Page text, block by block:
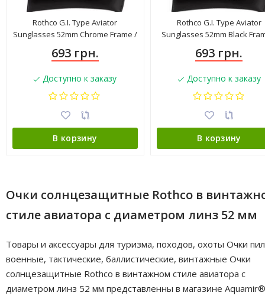
Rothco G.I. Type Aviator
Sunglasses 52mm Chrome Frame /
693 грн.
Доступно к заказу
В корзину
Rothco G.I. Type Aviator
Sunglasses 52mm Black
693 грн.
Доступно к заказу
В корзину
Очки солнцезащитные Rothco в
стиле авиатора с диаметром линз 52 мм
Товары и аксессуары для туризма, походов, охоты Очки
военные, тактические, баллистические, винтажные Очки
солнцезащитные Rothco в винтажном стиле авиатора с
диаметром линз 52 мм представленны в магазине